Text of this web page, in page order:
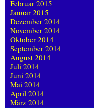
Februar 2015
Januar 2015
Dezember 2014
November 2014
Oktober 2014
September 2014
August 2014
Juli 2014
Juni 2014
Mai 2014
April 2014
März 2014